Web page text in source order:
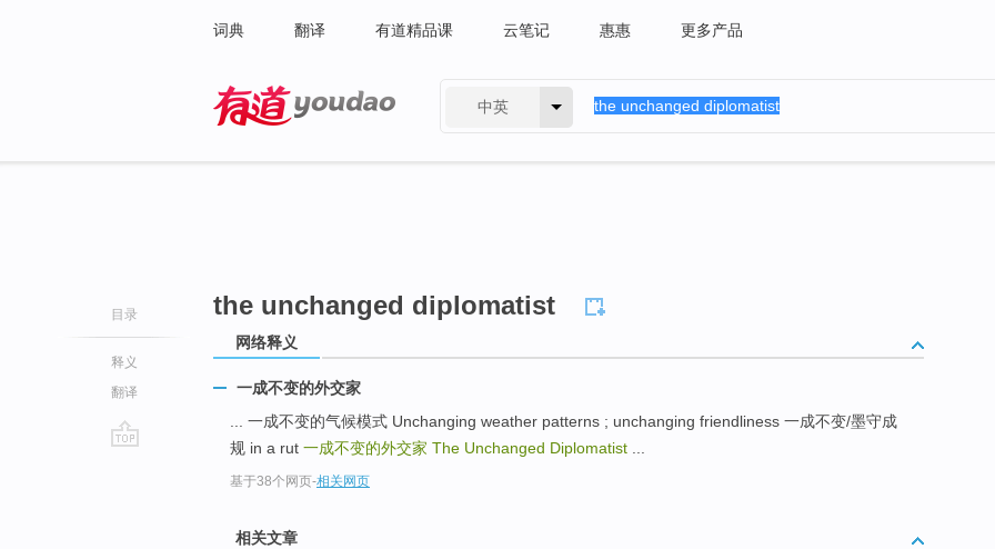
词典 翻译 有道精品课 云笔记 惠惠 更多产品
中英
目录
释义
翻译
the unchanged diplomatist
网络释义
一成不变的外交家
... 一成不变的气候模式 Unchanging weather patterns ; unchanging friendliness 一成不变/墨守成
规 in a rut 一成不变的外交家 The Unchanged Diplomatist
基于38个网页-相关网页
相关文章